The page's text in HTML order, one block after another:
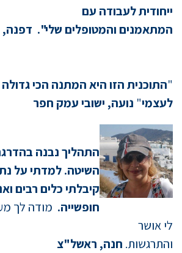
ייחודית לעבודה עם
המתאמנים והמטופלים שלי".
"התוכנית הזו היא המתנה הכי
לעצמי" נועה, ישובי עמק חפר
התהליך נבנה
השיטה. למדתי על
קיבלתי כלים רבים
חופשייה. מודה לך
לי אושר
והתרגשות. חנה, ראשל"צ